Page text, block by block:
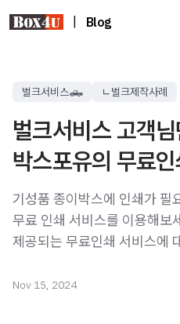
Blog
벌크서비스🛻 ㄴ벌크제작사례
벌크서비스 고객
박스포유의 무료
기성품 종이박스에 인쇄가 필
무료 인쇄 서비스를 이용해보
제공되는 무료인쇄 서비스에
Nov 15, 2024